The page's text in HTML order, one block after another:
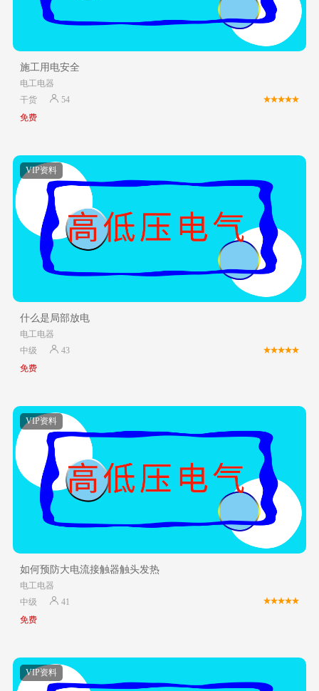
施工用电安全
电工电器
干货
54
免费
VIP资料
什么是局部放电
电工电器
中级
43
免费
VIP资料
如何预防大电流接触器触头发热
电工电器
中级
41
免费
VIP资料